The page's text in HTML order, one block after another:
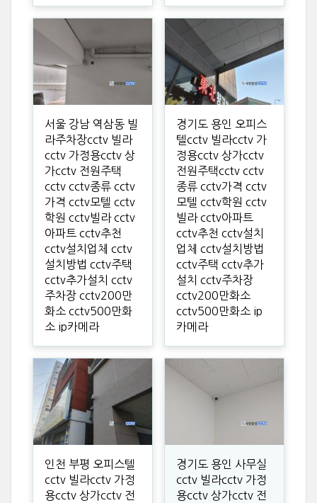
서울 강남 역삼동 빌
라주차장cctv 빌라
cctv 가정용cctv 상
가cctv 전원주택
cctv cctv종류 cctv
가격 cctv모텔 cctv
학원 cctv빌라 cctv
아파트 cctv추천
cctv설치업체 cctv
설치방법 cctv주택
cctv추가설치 cctv
주차장 cctv200만
화소 cctv500만화
소 ip카메라
경기도 용인 오피스
텔cctv 빌라cctv 가
정용cctv 상가cctv
전원주택cctv cctv
종류 cctv가격 cctv
모텔 cctv학원 cctv
빌라 cctv아파트
cctv추천 cctv설치
업체 cctv설치방법
cctv주택 cctv추가
설치 cctv주차장
cctv200만화소
cctv500만화소 ip
카메라
인천 부평 오피스텔
cctv 빌라cctv 가정
용cctv 상가cctv 전
경기도 용인 사무실
cctv 빌라cctv 가정
용cctv 상가cctv 전